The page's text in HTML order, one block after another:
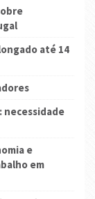
até 14
necessidade
e
em